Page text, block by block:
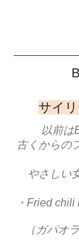
サイ
以前は
古くからの
やさしい
・Fried
（ガパオ